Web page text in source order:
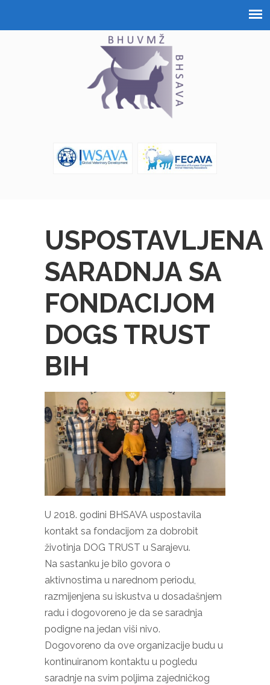
USPOSTAVLJENA
SARADNJA SA
FONDACIJOM
DOGS TRUST
BIH
U 2018. godini BHSAVA uspostavila
kontakt sa fondacijom za dobrobit
životinja DOG TRUST u Sarajevu.
Na sastanku je bilo govora o
aktivnostima u narednom periodu,
razmijenjena su iskustva u dosadašnjem
radu i dogovoreno je da se saradnja
podigne na jedan viši nivo.
Dogovoreno da ove organizacije budu u
kontinuiranom kontaktu u pogledu
saradnje na svim poljima zajedničkog